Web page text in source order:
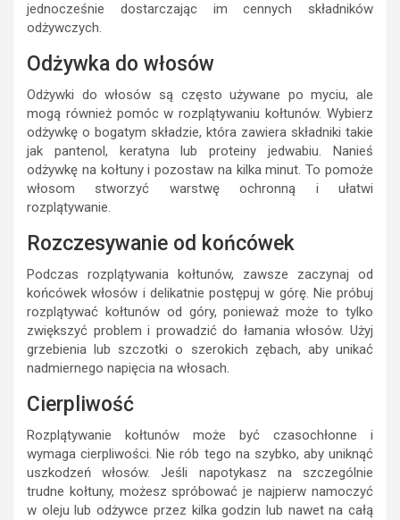
jednocześnie dostarczając im cennych składników
odżywczych.
Odżywka do włosów
Odżywki do włosów są często używane po myciu, ale
mogą również pomóc w rozplątywaniu kołtunów. Wybierz
odżywkę o bogatym składzie, która zawiera składniki takie
jak pantenol, keratyna lub proteiny jedwabiu. Nanieś
odżywkę na kołtuny i pozostaw na kilka minut. To pomoże
włosom stworzyć warstwę ochronną i ułatwi
rozplątywanie.
Rozczesywanie od końcówek
Podczas rozplątywania kołtunów, zawsze zaczynaj od
końcówek włosów i delikatnie postępuj w górę. Nie próbuj
rozplątywać kołtunów od góry, ponieważ może to tylko
zwiększyć problem i prowadzić do łamania włosów. Użyj
grzebienia lub szczotki o szerokich zębach, aby unikać
nadmiernego napięcia na włosach.
Cierpliwość
Rozplątywanie kołtunów może być czasochłonne i
wymaga cierpliwości. Nie rób tego na szybko, aby uniknąć
uszkodzeń włosów. Jeśli napotykasz na szczególnie
trudne kołtuny, możesz spróbować je najpierw namoczyć
w oleju lub odżywce przez kilka godzin lub nawet na całą